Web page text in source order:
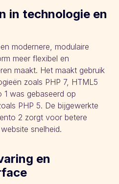
in technologie en
modernere, modulaire
meer flexibel en
maakt. Het maakt gebruik
zoals PHP 7, HTML5
was gebaseerd op
PHP 5. De bijgewerkte
2 zorgt voor betere
snelheid.
en